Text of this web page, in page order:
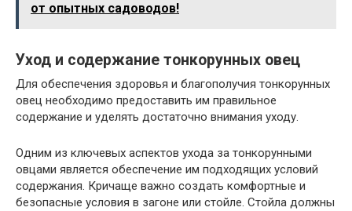
от опытных садоводов!
Уход и содержание тонкорунных овец
Для обеспечения здоровья и благополучия тонкорунных
овец необходимо предоставить им правильное
содержание и уделять достаточно внимания уходу.
Одним из ключевых аспектов ухода за тонкорунными
овцами является обеспечение им подходящих условий
содержания. Кричаще важно создать комфортные и
безопасные условия в загоне или стойле. Стойла должны